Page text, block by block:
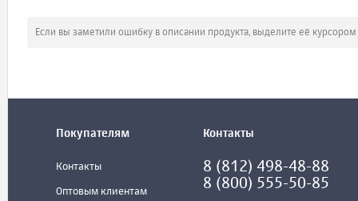
Если вы заметили ошибку в описании продукта, выделите её
Покупателям
Контакты
Оптовым клиентам
Контакты
8 (812) 498-48-88
8 (800) 555-50-85